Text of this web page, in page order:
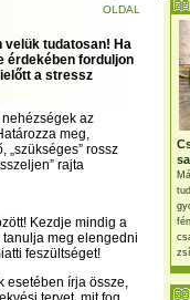
OLDAL
velük tudatosan! Ha
érdekében forduljon
a stressz
az
meg,
„szükséges” rossz
rajta
Kezdje mindig a
meg elengedni
feszültséget!
esetében írja össze,